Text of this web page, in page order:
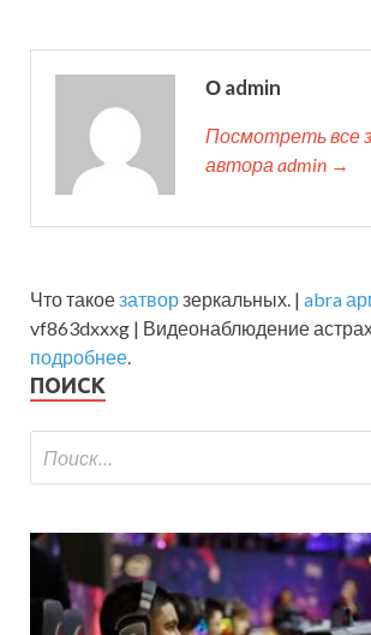
О admin
Посмотреть все
автора admin →
Что такоезатворзеркальных. | abra
vf863dxxxg | Видеонаблюдение
подробнее
ПОИСК